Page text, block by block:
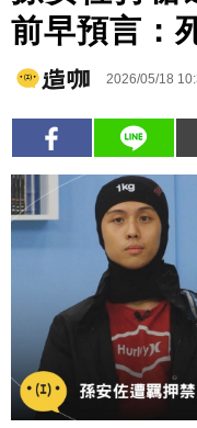
前早預言：
2026/05/18